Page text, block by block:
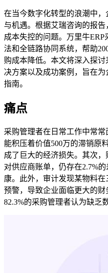
在当今数字化转型的浪潮中
与机遇。根据艾瑞咨询的报
成本失控的问题。万里牛
法和全链路协同系统，帮助
购成本降低。本文将深入探
决方案以及成功案例，旨在
指南。
痛点
采购管理者在日常工作中常
能积压着价值500万的滞销原
成了巨大的经济损失。其次
对供应商账单，仍存在2.7%
康。此外，审计发现某物料
预警，导致企业面临更大的财
82.3%的采购管理者认为缺乏